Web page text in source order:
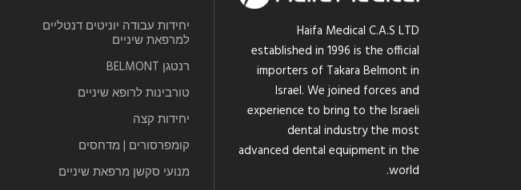
יחידות עבודה יוניטים דנטליים
למרפאת שיניים
רנטגן BELMONT
טורבינות לרופא שיניים
יחידות קצה
קומפרסורים | מדחסים
מנועי סקשן מרפאת שיניים
Haifa Medical C.A.S LTD
established in 1996 is the official
importers of Takara Belmont in
Israel. We joined forces and
experience to bring to the Israeli
dental industry the most
advanced dental equipment in the
world.